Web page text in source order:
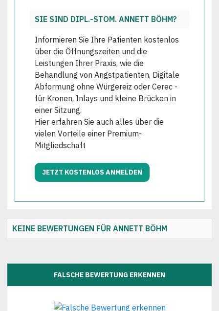
SIE SIND DIPL.-STOM. ANNETT BÖHM?
Informieren Sie Ihre Patienten kostenlos
über die Öffnungszeiten und die
Leistungen Ihrer Praxis, wie die
Behandlung von Angstpatienten, Digitale
Abformung ohne Würgereiz oder Cerec -
für Kronen, Inlays und kleine Brücken in
einer Sitzung.
Hier erfahren Sie auch alles über die
vielen Vorteile einer Premium-
Mitgliedschaft
JETZT KOSTENLOS ANMELDEN
KEINE BEWERTUNGEN FÜR ANNETT BÖHM
FALSCHE BEWERTUNG ERKENNEN